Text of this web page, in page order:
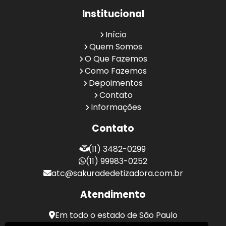
Institucional
Início
Quem Somos
O Que Fazemos
Como Fazemos
Depoimentos
Contato
Informações
Contato
(11) 3482-0299
(11) 99983-0252
atc@sakuradedetizadora.com.br
Atendimento
Em todo o estado de São Paulo